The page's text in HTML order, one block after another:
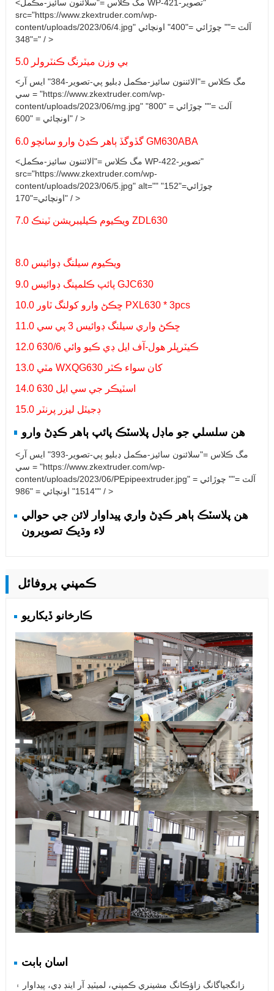
<مگ ڪلاس ="سلائنون سائيز-مڪمل WP-تصوير-421"
src="https://www.zkextruder.com/wp-
content/uploads/2023/06/4.jpg" آلٽ ="" چوڙائي ="400" اونچائي
="348" / >
5.0 بي وزن ميٽرنگ ڪنٽرولر
<مگ ڪلاس ="الائننون سائيز-مڪمل ڊبليو پي-تصوير-384" ايس آر
سي = "https://www.zkextruder.com/wp-
content/uploads/2023/06/mg.jpg" آلٽ ="" چوڙائي = "800"
اونچائي = "600" / >
6.0 گڏوگڏ ٻاهر ڪڍڻ وارو سانچو GM630ABA
<مگ ڪلاس ="الائننون سائيز-مڪمل WP-تصوير-422"
src="https://www.zkextruder.com/wp-
content/uploads/2023/06/5.jpg" alt="" چوڙائي="152"
اونچائي="170" / >
7.0 ويڪيوم ڪيليبريشن ٽينڪ ZDL630
8.0 ويڪيوم سيلنگ ڊوائيس
9.0 پائپ ڪلمپنگ ڊوائيس GJC630
10.0 ڇڪڻ وارو کولنگ ٽاور PXL630 * 3pcs
11.0 ڇڪڻ واري سيلنگ ڊوائيس 3 پي سي
12.0 ڪيٽرپلر هول-آف ايل ڊي ڪيو وائي 630/6
13.0 مٽي WXQG630 کان سواء ڪٽر
14.0 اسٽيڪر جي سي ايل 630
15.0 ڊجيٽل ليزر پرنٽر
هن سلسلي جو ماڊل پلاسٽڪ پائپ ٻاهر ڪڍڻ وارو
<مگ ڪلاس ="سلائنون سائيز-مڪمل ڊبليو پي-تصوير-393" ايس آر
سي = "https://www.zkextruder.com/wp-
content/uploads/2023/06/PEpipeextruder.jpg" آلٽ ="" چوڙائي =
"1514" اونچائي = "986" / >
هن پلاسٽڪ ٻاهر ڪڍڻ واري پيداوار لائن جي حوالي
لاء وڌيڪ تصويرون
ڪمپني پروفائل
ڪارخانو ڏيکاريو
اسان بابت
زانگجياگانگ زاؤڪانگ مشينري ڪمپني، لميٽيڊ آر اينڊ ڊي، پيداوار ۽